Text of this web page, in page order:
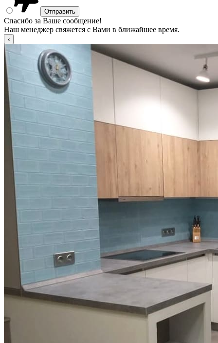
Спасибо за Ваше сообщение!
Наш менеджер свяжется с Вами в ближайшее время.